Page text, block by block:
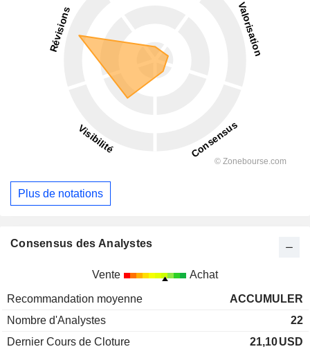
Plus de notations
Consensus des Analystes
Vente Achat
Recommandation moyenne
ACCUMULER
Nombre d'Analystes
22
Dernier Cours de Cloture
21,10USD